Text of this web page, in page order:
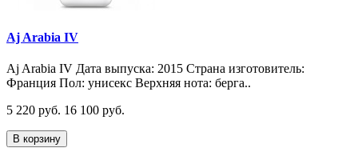
Aj Arabia IV
Aj Arabia IV Дата выпуска: 2015 Страна изготовитель:
Франция Пол: унисекс Верхняя нота: берга..
5 220 руб. 16 100 руб.
В корзину